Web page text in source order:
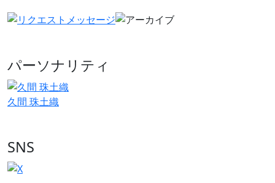
パーソナリティ
久間 珠土織
SNS